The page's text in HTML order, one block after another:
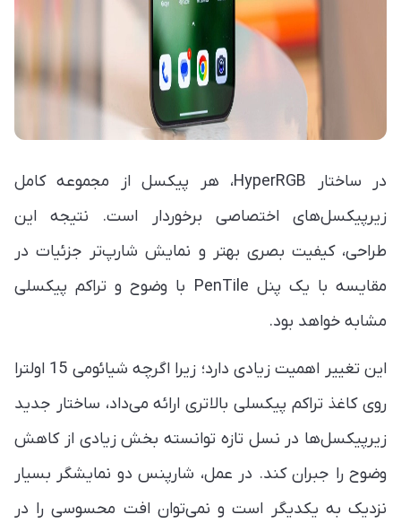
در ساختار HyperRGB، هر پیکسل از مجموعه کامل
زیرپیکسل‌های اختصاصی برخوردار است. نتیجه این
طراحی، کیفیت بصری بهتر و نمایش شارپ‌تر جزئیات در
مقایسه با یک پنل PenTile با وضوح و تراکم پیکسلی
مشابه خواهد بود.
این تغییر اهمیت زیادی دارد؛ زیرا اگرچه شیائومی 15 اولترا
روی کاغذ تراکم پیکسلی بالاتری ارائه می‌داد، ساختار جدید
زیرپیکسل‌ها در نسل تازه توانسته بخش زیادی از کاهش
وضوح را جبران کند. در عمل، شارپنس دو نمایشگر بسیار
نزدیک به یکدیگر است و نمی‌توان افت محسوسی را در